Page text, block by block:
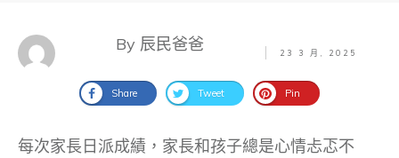
By 辰民爸爸 23 3 月, 2025
Share Tweet Pin
每次家長日派成績，家長和孩子總是心情忐忑不